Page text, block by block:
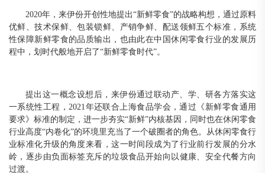
2020年，来伊份开创性地提出“新鲜零食”的战略构想，通过原料
优鲜 、技术保鲜、包装锁鲜、产销争鲜、配送领鲜五个标准，系统
性保障新鲜零食的品质输出，也由此在中国休闲零食行业的发展历
程中，划时代般地开启了“新鲜零食时代”。
提出这一概念设想后，来伊份通过联动产、学、研各方落实这
一系统性工程， 2021年还联合上海食品学会，通过《新鲜零食通用
要求》标准的制定，进一步夯实“新鲜”内核基因，同时也在休闲零食
行业高度“内卷化”的环境里充当了一个破圈者的角色。从休闲零食行
业标准化升级的角度来看，这一时间段成为了行业前行发展的分水
岭，逐步由负面标签充斥的垃圾食品开始向以健康、安全代餐方向
过渡。